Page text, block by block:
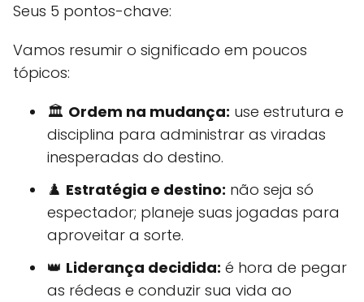
Seus 5 pontos-chave:
Vamos resumir o significado em poucos
tópicos:
🏛️ Ordem na mudança: use estrutura e
disciplina para administrar as viradas
inesperadas do destino.
♟️ Estratégia e destino: não seja só
espectador; planeje suas jogadas para
aproveitar a sorte.
👑 Liderança decidida: é hora de pegar
as rédeas e conduzir sua vida ao